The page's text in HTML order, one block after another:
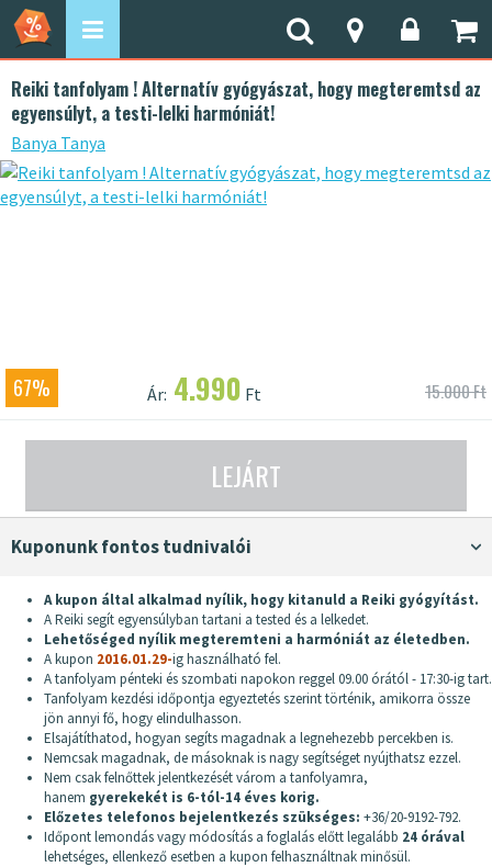
Reiki tanfolyam ! Alternatív gyógyászat, hogy megteremtsd az
egyensúlyt, a testi-lelki harmóniát!
Banya Tanya
67% Ár: 4.990 Ft 15.000 Ft
LEJÁRT
Kuponunk fontos tudnivalói
A kupon által alkalmad nyílik, hogy kitanuld a Reiki gyógyítást.
A Reiki segít egyensúlyban tartani a tested és a lelkedet.
Lehetőséged nyílik megteremteni a harmóniát az életedben.
A kupon 2016.01.29-ig használható fel.
A tanfolyam pénteki és szombati napokon reggel 09.00 órától - 17:30-ig tart.
Tanfolyam kezdési időpontja egyeztetés szerint történik, amikorra össze
jön annyi fő, hogy elindulhasson.
Elsajátíthatod, hogyan segíts magadnak a legnehezebb percekben is.
Nemcsak magadnak, de másoknak is nagy segítséget nyújthatsz ezzel.
Nem csak felnőttek jelentkezését várom a tanfolyamra,
hanem gyerekekét is 6-tól-14 éves korig.
Előzetes telefonos bejelentkezés szükséges: +36/20-9192-792.
Időpont lemondás vagy módosítás a foglalás előtt legalább 24 órával
lehetséges, ellenkező esetben a kupon felhasználtnak minősül.